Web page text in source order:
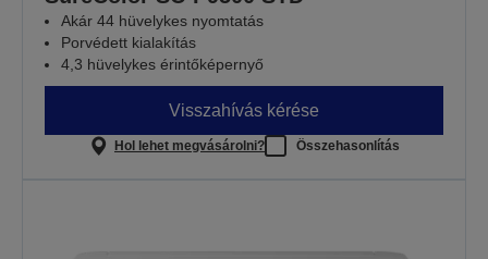
Akár 44 hüvelykes nyomtatás
Porvédett kialakítás
4,3 hüvelykes érintőképernyő
Visszahívás kérése
Hol lehet megvásárolni? Összehasonlítás